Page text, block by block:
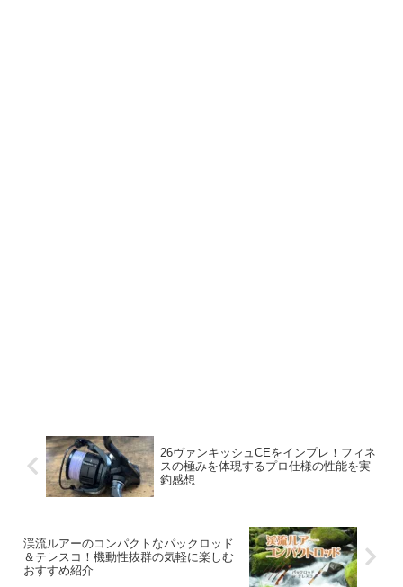
26ヴァンキッシュCEをインプレ！フィネ
スの極みを体現するプロ仕様の性能を実
釣感想
渓流ルアーのコンパクトなパックロッド
＆テレスコ！機動性抜群の気軽に楽しむ
おすすめ紹介